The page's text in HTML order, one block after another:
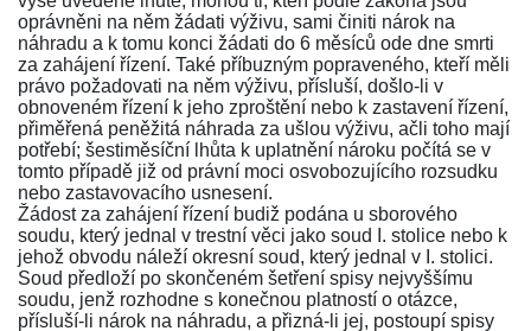
oprávněni na něm žádati výživu, sami činiti nárok na
náhradu a k tomu konci žádati do 6 měsíců ode dne smrti
za zahájení řízení. Také příbuzným popraveného, kteří měli
právo požadovati na něm výživu, přísluší, došlo-li v
obnoveném řízení k jeho zproštění nebo k zastavení řízení,
přiměřená peněžitá náhrada za ušlou výživu, ačli toho mají
potřebí; šestiměsíční lhůta k uplatnění nároku počítá se v
tomto případě již od právní moci osvobozujícího rozsudku
nebo zastavovacího usnesení.
Žádost za zahájení řízení budiž podána u sborového
soudu, který jednal v trestní věci jako soud I. stolice nebo k
jehož obvodu náleží okresní soud, který jednal v I. stolici.
Soud předloží po skončeném šetření spisy nejvyššímu
soudu, jenž rozhodne s konečnou platností o otázce,
přísluší-li nárok na náhradu, a přizná-li jej, postoupí spisy